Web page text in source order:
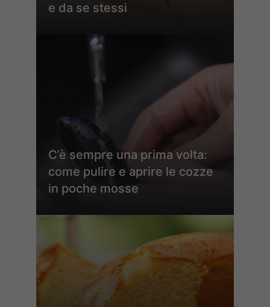
e da se stessi
C’è sempre una prima volta:
come pulire e aprire le cozze
in poche mosse